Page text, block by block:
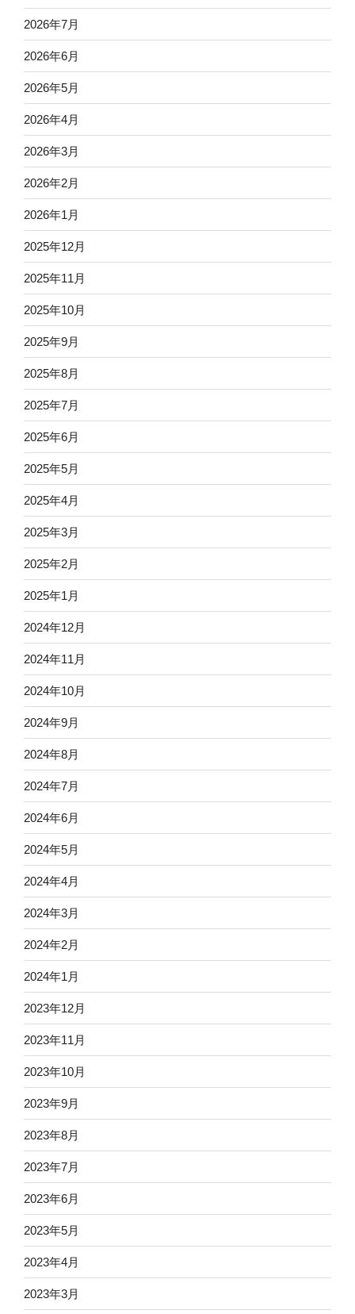
2026年7月
2026年6月
2026年5月
2026年4月
2026年3月
2026年2月
2026年1月
2025年12月
2025年11月
2025年10月
2025年9月
2025年8月
2025年7月
2025年6月
2025年5月
2025年4月
2025年3月
2025年2月
2025年1月
2024年12月
2024年11月
2024年10月
2024年9月
2024年8月
2024年7月
2024年6月
2024年5月
2024年4月
2024年3月
2024年2月
2024年1月
2023年12月
2023年11月
2023年10月
2023年9月
2023年8月
2023年7月
2023年6月
2023年5月
2023年4月
2023年3月